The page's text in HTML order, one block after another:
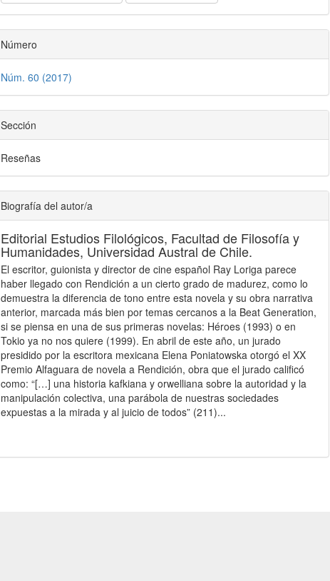
Número
Núm. 60 (2017)
Sección
Reseñas
Biografía del autor/a
Editorial Estudios Filológicos, Facultad de Filosofía y
Humanidades, Universidad Austral de Chile.
El escritor, guionista y director de cine español Ray Loriga parece
haber llegado con Rendición a un cierto grado de madurez, como lo
demuestra la diferencia de tono entre esta novela y su obra narrativa
anterior, marcada más bien por temas cercanos a la Beat Generation,
si se piensa en una de sus primeras novelas: Héroes (1993) o en
Tokio ya no nos quiere (1999). En abril de este año, un jurado
presidido por la escritora mexicana Elena Poniatowska otorgó el XX
Premio Alfaguara de novela a Rendición, obra que el jurado calificó
como: “[…] una historia kafkiana y orwelliana sobre la autoridad y la
manipulación colectiva, una parábola de nuestras sociedades
expuestas a la mirada y al juicio de todos” (211)...